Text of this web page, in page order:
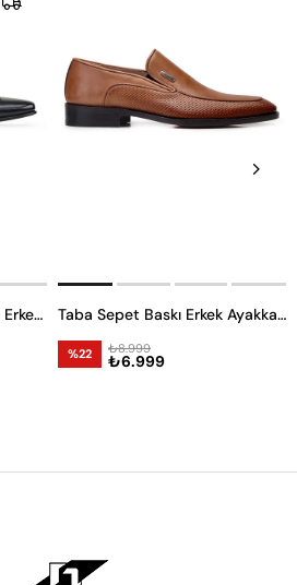
Siyah Klasik Loafer Kösele Erkek Ayakkabı -6968- Taba Sepet Baskı Erkek Ayakkabı -11832-
%22 ₺6.999
₺8.999